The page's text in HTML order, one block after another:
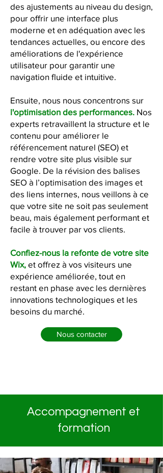
des ajustements au niveau du design,
pour offrir une interface plus
moderne et en adéquation avec les
tendances actuelles, ou encore des
améliorations de l'expérience
utilisateur pour garantir une
navigation fluide et intuitive.
Ensuite, nous nous concentrons sur
l'optimisation des performances. Nos
experts retravaillent la structure et le
contenu pour améliorer le
référencement naturel (SEO) et
rendre votre site plus visible sur
Google. De la révision des balises
SEO à l’optimisation des images et
des liens internes, nous veillons à ce
que votre site ne soit pas seulement
beau, mais également performant et
facile à trouver par vos clients.
Confiez-nous la refonte de votre site
Wix, et offrez à vos visiteurs une
expérience améliorée, tout en
restant en phase avec les dernières
innovations technologiques et les
besoins du marché.
Nous contacter
Accompagnement et
formation